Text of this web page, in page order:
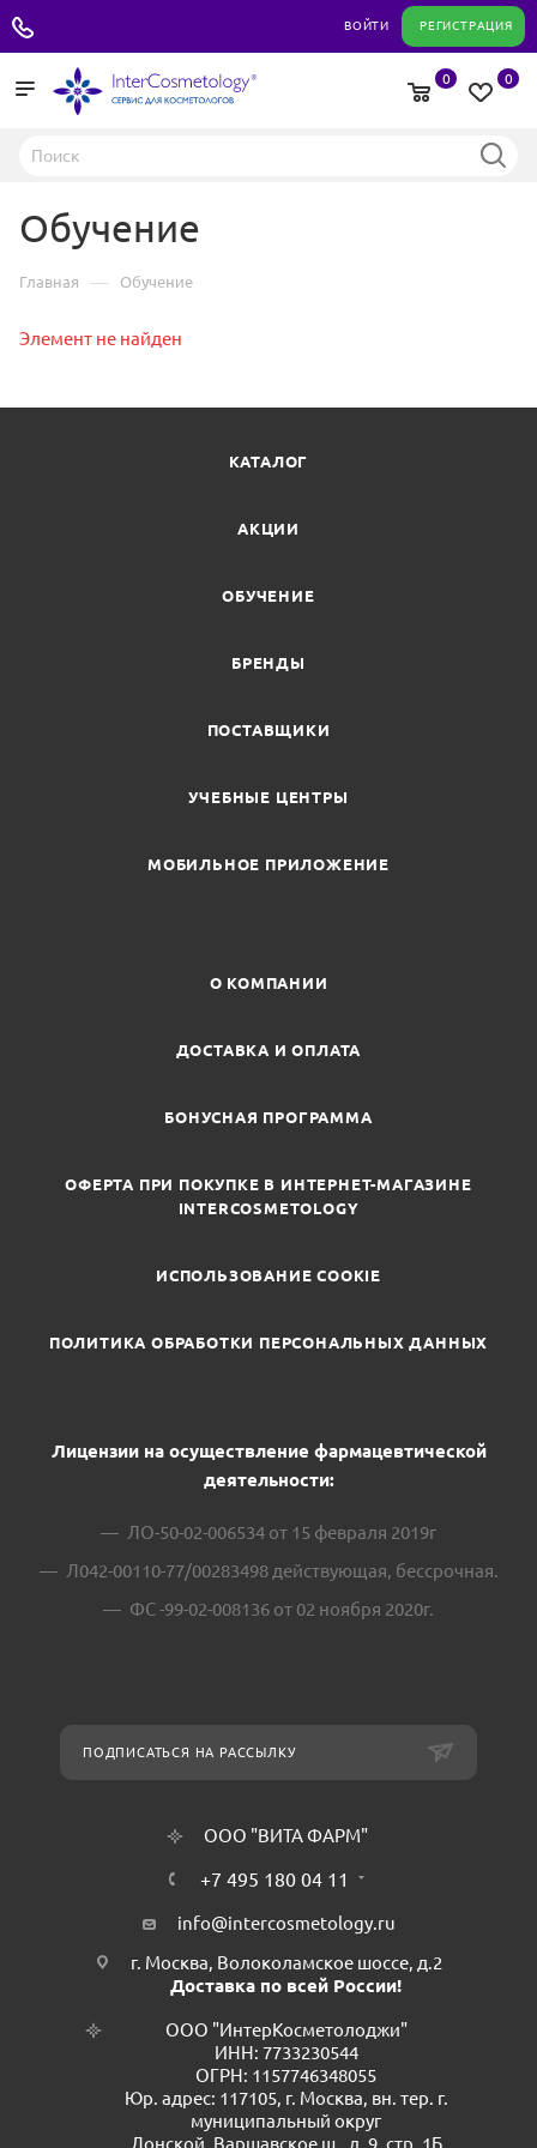
ВОЙТИ РЕГИСТРАЦИЯ
0
0
Обучение
Главная — Обучение
Элемент не найден
КАТАЛОГ
АКЦИИ
ОБУЧЕНИЕ
БРЕНДЫ
ПОСТАВЩИКИ
УЧЕБНЫЕ ЦЕНТРЫ
МОБИЛЬНОЕ ПРИЛОЖЕНИЕ
О КОМПАНИИ
ДОСТАВКА И ОПЛАТА
БОНУСНАЯ ПРОГРАММА
ОФЕРТА ПРИ ПОКУПКЕ В ИНТЕРНЕТ-МАГАЗИНЕ
INTERCOSMETOLOGY
ИСПОЛЬЗОВАНИЕ COOKIE
ПОЛИТИКА ОБРАБОТКИ ПЕРСОНАЛЬНЫХ ДАННЫХ
Лицензии на осуществление фармацевтической
деятельности:
ЛО-50-02-006534 от 15 февраля 2019г
Л042-00110-77/00283498 действующая, бессрочная.
ФС -99-02-008136 от 02 ноября 2020г.
ПОДПИСАТЬСЯ НА РАССЫЛКУ
ООО "ВИТА ФАРМ"
+7 495 180 04 11
info@intercosmetology.ru
г. Москва, Волоколамское шоссе, д.2
Доставка по всей России!
ООО "ИнтерКосметолоджи"
ИНН: 7733230544
ОГРН: 1157746348055
Юр. адрес: 117105, г. Москва, вн. тер. г.
муниципальный округ
Донской, Варшавское ш., д. 9, стр. 1Б